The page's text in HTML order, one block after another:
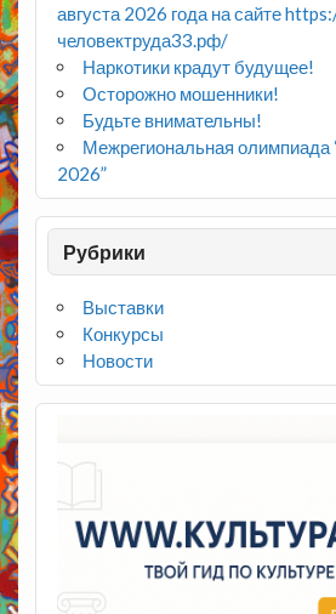
августа 2026 года на сайте
человектруда33.рф/
Наркотики крадут будущее!
Осторожно мошенники!
Будьте внимательны!
Межрегиональная олимпиада
2026”
Рубрики
Выставки
Конкурсы
Новости